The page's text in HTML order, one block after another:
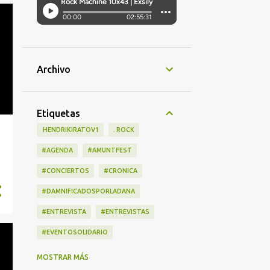
Archivo
Etiquetas
‎ HENDRIKIRATOV1 . ROCK
#AGENDA #AMUNTFEST
#CONCIERTOS #CRONICA
#DAMNIFICADOSPORLADANA
#ENTREVISTA #ENTREVISTAS
#EVENTOSOLIDARIO
#LANZAMIENTOS
MOSTRAR MÁS